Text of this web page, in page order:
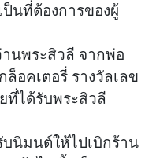
นที่ต้องการของผู้
านพระสิวลี จากพ่อ
อคเตอรี่ รางวัลเลข
ที่ได้รับพระสิวลี
นิมนต์ให้ไปเบิกร้าน